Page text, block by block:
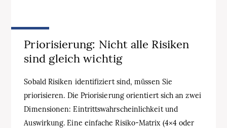
Priorisierung: Nicht alle Risiken
sind gleich wichtig
Sobald Risiken identifiziert sind, müssen Sie
priorisieren. Die Priorisierung orientiert sich an zwei
Dimensionen: Eintrittswahrscheinlichkeit und
Auswirkung. Eine einfache Risiko-Matrix (4×4 oder